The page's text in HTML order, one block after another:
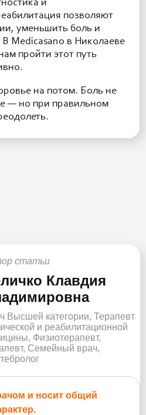
и
позволяют
уменьшить боль и
В Medicasano в Николаеве
пройти этот путь
на потом. Боль не
— но при правильном
статьи
Клавдия
Высшей категории, Терапевт
и реабилитационной
Физиотерапевт,
Семейный врач,
и носит общий